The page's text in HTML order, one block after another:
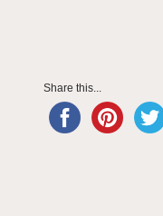
Share this...